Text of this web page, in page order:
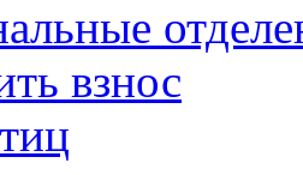
взнос